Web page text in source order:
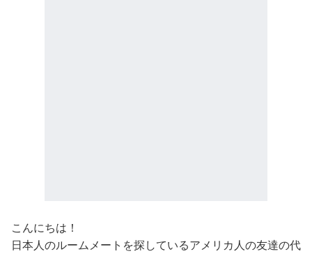
こんにちは！
日本人のルームメートを探しているアメリカ人の友達の代